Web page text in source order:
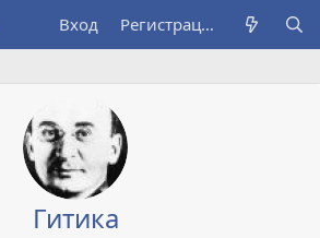
Вход Регистрация
Гитика